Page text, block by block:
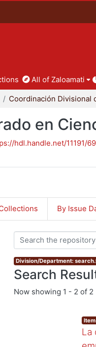
All of Zaloamati
en
hdl.handle.net/11191/
By Issue
Division/Department:
Search
Now showing 1 - 2 of 2
Item
La